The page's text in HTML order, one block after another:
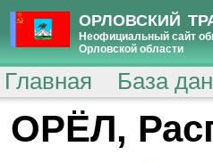
ОРЛОВСКИЙ
Неофициальный сайт
Орловской области
Главная База
ОРЁЛ,